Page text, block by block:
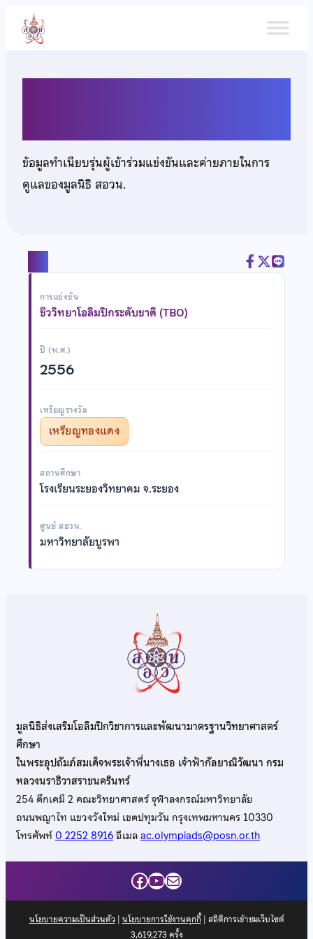
เนื้อหา
ข้อมูลทำเนียบรุ่นผู้เข้าร่วมแข่งขันและค่ายภายในการ
ดูแลของมูลนิธิ สอวน.
การแข่งขัน
ชีววิทยาโอลิมปิกระดับชาติ (TBO)
ปี (พ.ศ.)
2556
เหรียญรางวัล
เหรียญทองแดง
สถานศึกษา
โรงเรียนระยองวิทยาคม จ.ระยอง
ศูนย์ สอวน.
มหาวิทยาลัยบูรพา
มูลนิธิส่งเสริมโอลิมปิกวิชาการและพัฒนามาตรฐานวิทยาศาสตร์
ศึกษา
ในพระอุปถัมภ์สมเด็จพระเจ้าพี่นางเธอ เจ้าฟ้ากัลยาณิวัฒนา กรม
หลวงนราธิวาสราชนครินทร์
254 ตึกเคมี 2 คณะวิทยาศาสตร์ จุฬาลงกรณ์มหาวิทยาลัย
ถนนพญาไท แขวงวังใหม่ เขตปทุมวัน กรุงเทพมหานคร 10330
โทรศัพท์0 2252 8916อีเมลac.olympiads@posn.or.th
Facebook
YouTube
Mail
นโยบายความเป็นส่วนตัว| นโยบายการใช้งานคุกกี้| สถิติการเข้าชมเว็บไซต์
3,619,273ครั้ง